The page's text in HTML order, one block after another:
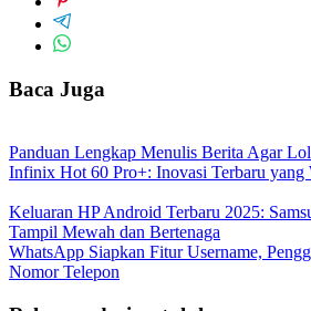
Baca Juga
Panduan Lengkap Menulis Berita Agar
Infinix Hot 60 Pro+: Inovasi Terbaru yang
Keluaran HP Android Terbaru 2025:
Tampil Mewah dan Bertenaga
WhatsApp Siapkan Fitur Username,
Nomor Telepon